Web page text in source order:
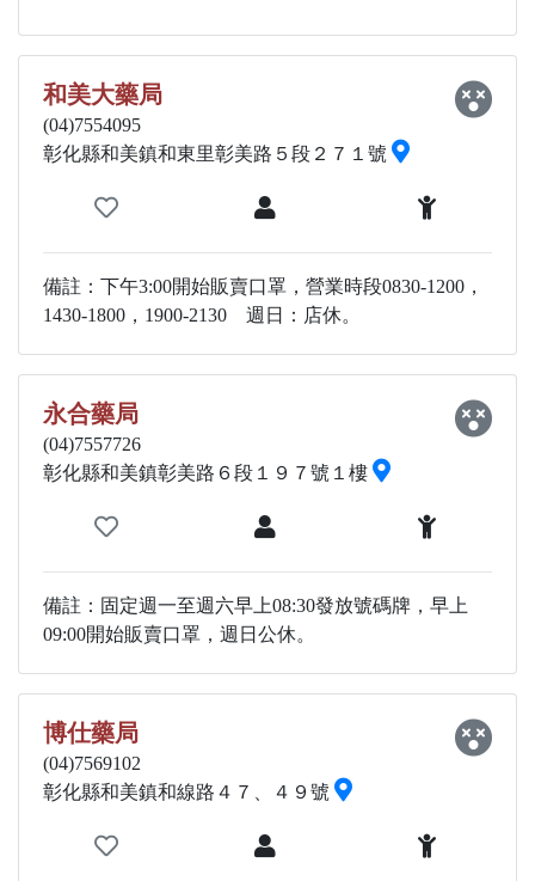
和美大藥局
(04)7554095
彰化縣和美鎮和東里彰美路５段２７１號
備註：下午3:00開始販賣口罩，營業時段0830-1200，
1430-1800，1900-2130 週日：店休。
永合藥局
(04)7557726
彰化縣和美鎮彰美路６段１９７號１樓
備註：固定週一至週六早上08:30發放號碼牌，早上
09:00開始販賣口罩，週日公休。
博仕藥局
(04)7569102
彰化縣和美鎮和線路４７、４９號